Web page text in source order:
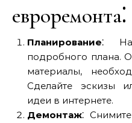
евроремонта⁚
Планирование⁚
подробного плана.
материалы,
Сделайте эскизы
идеи в интернете.
Демонтаж⁚